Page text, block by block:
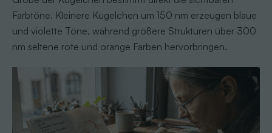
Farbtöne. Kleinere Kügelchen um 150 nm erzeugen blaue
und violette Töne, während größere Strukturen über 300
nm seltene rote und orange Farben hervorbringen.